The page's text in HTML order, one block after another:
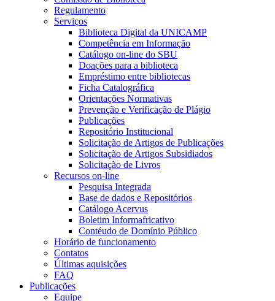
Regulamento
Serviços
Biblioteca Digital da UNICAMP
Competência em Informação
Catálogo on-line do SBU
Doações para a biblioteca
Empréstimo entre bibliotecas
Ficha Catalográfica
Orientações Normativas
Prevenção e Verificação de Plágio
Publicações
Repositório Institucional
Solicitação de Artigos de Publicações
Solicitação de Artigos Subsidiados
Solicitação de Livros
Recursos on-line
Pesquisa Integrada
Base de dados e Repositórios
Catálogo Acervus
Boletim Informafricativo
Contéudo de Domínio Público
Horário de funcionamento
Contatos
Últimas aquisições
FAQ
Publicações
Equipe